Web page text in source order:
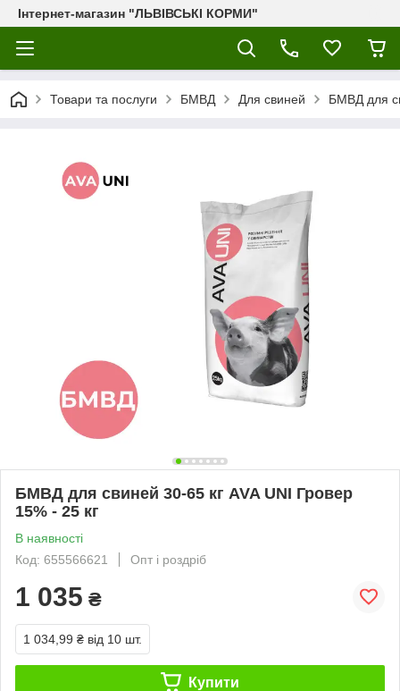
Інтернет-магазин "ЛЬВІВСЬКІ КОРМИ"
Товари та послуги БМВД Для свиней БМВД для
БМВД для свиней 30-65 кг AVA UNI Гровер
15% - 25 кг
В наявності
Код: 655566621
Опт і роздріб
1 035 ₴
1 034,99 ₴ від 10 шт.
Купити